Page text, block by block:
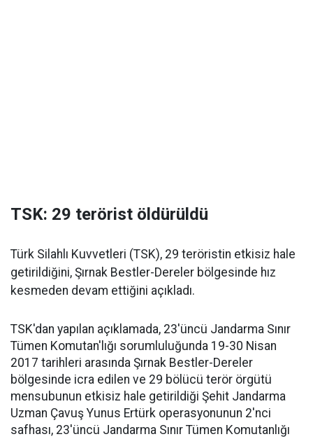
TSK: 29 terörist öldürüldü
Türk Silahlı Kuvvetleri (TSK), 29 teröristin etkisiz hale
getirildiğini, Şırnak Bestler-Dereler bölgesinde hız
kesmeden devam ettiğini açıkladı.
TSK'dan yapılan açıklamada, 23'üncü Jandarma Sınır
Tümen Komutan'lığı sorumluluğunda 19-30 Nisan
2017 tarihleri arasında Şırnak Bestler-Dereler
bölgesinde icra edilen ve 29 bölücü terör örgütü
mensubunun etkisiz hale getirildiği Şehit Jandarma
Uzman Çavuş Yunus Ertürk operasyonunun 2'nci
safhası, 23'üncü Jandarma Sınır Tümen Komutanlığı